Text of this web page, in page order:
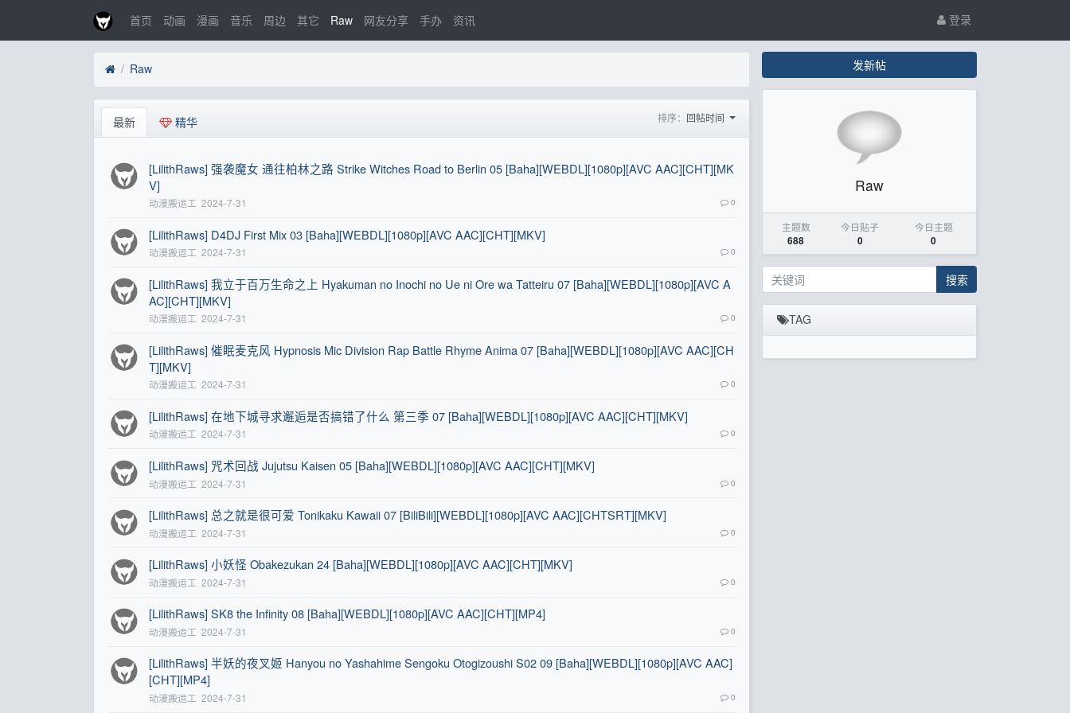
首页 动画 漫画 音乐 周边 其它 Raw 网友分享 手办 资讯 登录
Raw
最新 精华 排序： 回帖时间
[LilithRaws] 强袭魔女 通往柏林之路 Strike Witches Road to Berlin 05 [Baha][WEBDL][1080p][AVC AAC][CHT][MK
V]
动漫搬运工 2024-7-31 0
[LilithRaws] D4DJ First Mix 03 [Baha][WEBDL][1080p][AVC AAC][CHT][MKV]
动漫搬运工 2024-7-31 0
[LilithRaws] 我立于百万生命之上 Hyakuman no Inochi no Ue ni Ore wa Tatteiru 07 [Baha][WEBDL][1080p][AVC A
AC][CHT][MKV]
动漫搬运工 2024-7-31 0
[LilithRaws] 催眠麦克风 Hypnosis Mic Division Rap Battle Rhyme Anima 07 [Baha][WEBDL][1080p][AVC AAC][CH
T][MKV]
动漫搬运工 2024-7-31 0
[LilithRaws] 在地下城寻求邂逅是否搞错了什么 第三季 07 [Baha][WEBDL][1080p][AVC AAC][CHT][MKV]
动漫搬运工 2024-7-31 0
[LilithRaws] 咒术回战 Jujutsu Kaisen 05 [Baha][WEBDL][1080p][AVC AAC][CHT][MKV]
动漫搬运工 2024-7-31 0
[LilithRaws] 总之就是很可爱 Tonikaku Kawaii 07 [BiliBili][WEBDL][1080p][AVC AAC][CHTSRT][MKV]
动漫搬运工 2024-7-31 0
[LilithRaws] 小妖怪 Obakezukan 24 [Baha][WEBDL][1080p][AVC AAC][CHT][MKV]
动漫搬运工 2024-7-31 0
[LilithRaws] SK8 the Infinity 08 [Baha][WEBDL][1080p][AVC AAC][CHT][MP4]
动漫搬运工 2024-7-31 0
[LilithRaws] 半妖的夜叉姬 Hanyou no Yashahime Sengoku Otogizoushi S02 09 [Baha][WEBDL][1080p][AVC AAC]
[CHT][MP4]
动漫搬运工 2024-7-31 0
发新帖
Raw
主题数
688
今日贴子
0
今日主题
0
搜索
TAG